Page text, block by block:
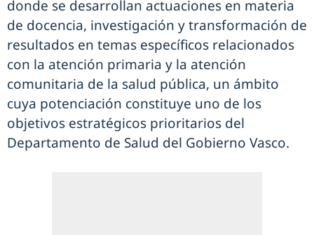
donde se desarrollan actuaciones en materia
de docencia, investigación y transformación de
resultados en temas específicos relacionados
con la atención primaria y la atención
comunitaria de la salud pública, un ámbito
cuya potenciación constituye uno de los
objetivos estratégicos prioritarios del
Departamento de Salud del Gobierno Vasco.